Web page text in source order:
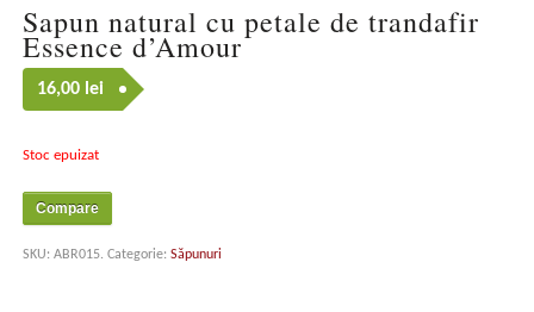
Sapun natural cu petale de trandafir
Essence d’Amour
16,00 lei
Stoc epuizat
Compare
SKU: ABR015. Categorie: Săpunuri